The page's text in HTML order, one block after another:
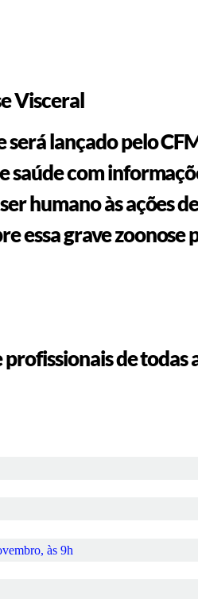
Visceral
será lançado pelo
com
humano às ações
grave zoonose
de
às 9h